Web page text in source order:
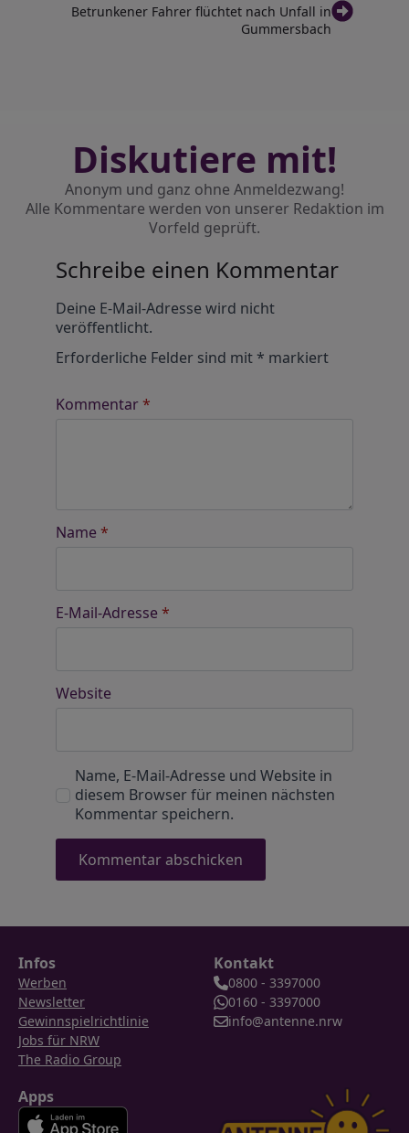
Betrunkener Fahrer flüchtet nach Unfall in
Gummersbach
Diskutiere mit!
Anonym und ganz ohne Anmeldezwang!
Alle Kommentare werden von unserer Redaktion im
Vorfeld geprüft.
Schreibe einen Kommentar
Deine E-Mail-Adresse wird nicht
veröffentlicht.
Erforderliche Felder sind mit* markiert
Kommentar*
Name *
E-Mail-Adresse *
Website
Name, E-Mail-Adresse und Website in
diesem Browser für meinen nächsten
Kommentar speichern.
Infos
Werben
Newsletter
Gewinnspielrichtlinie
Jobs für NRW
The Radio Group
Kontakt
0800 - 3397000
0160 - 3397000
info@antenne.nrw
Apps